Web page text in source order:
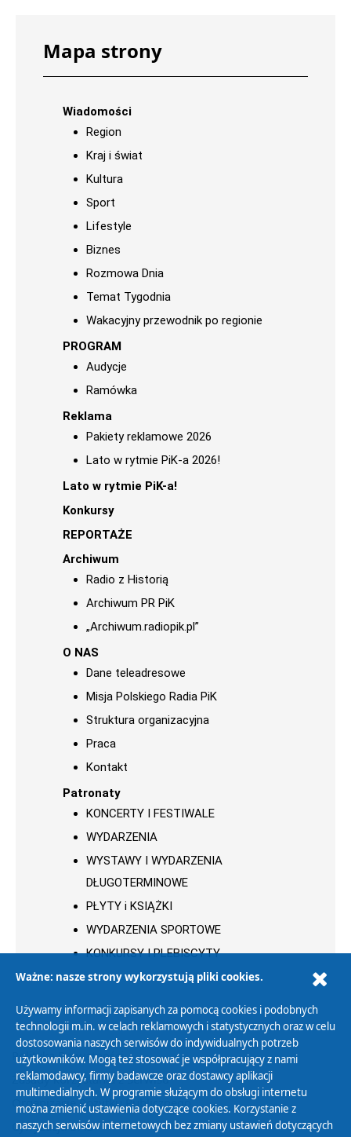
Mapa strony
Wiadomości
Region
Kraj i świat
Kultura
Sport
Lifestyle
Biznes
Rozmowa Dnia
Temat Tygodnia
Wakacyjny przewodnik po regionie
PROGRAM
Audycje
Ramówka
Reklama
Pakiety reklamowe 2026
Lato w rytmie PiK-a 2026!
Lato w rytmie PiK-a!
Konkursy
REPORTAŻE
Archiwum
Radio z Historią
Archiwum PR PiK
„Archiwum.radiopik.pl”
O NAS
Dane teleadresowe
Misja Polskiego Radia PiK
Struktura organizacyjna
Praca
Kontakt
Patronaty
KONCERTY I FESTIWALE
WYDARZENIA
WYSTAWY I WYDARZENIA
DŁUGOTERMINOWE
PŁYTY i KSIĄŻKI
WYDARZENIA SPORTOWE
KONKURSY I PLEBISCYTY
Polityka Prywatności
Zasady korzystania z Serwisu
Organizacje Pożytku Publicznego
Cyfryzacja DAB+
Ważne: nasze strony wykorzystują pliki cookies.
Używamy informacji zapisanych za pomocą cookies i podobnych
technologii m.in. w celach reklamowych i statystycznych oraz w celu
dostosowania naszych serwisów do indywidualnych potrzeb
użytkowników. Mogą też stosować je współpracujący z nami
reklamodawcy, firmy badawcze oraz dostawcy aplikacji
multimedialnych. W programie służącym do obsługi internetu
można zmienić ustawienia dotyczące cookies. Korzystanie z
naszych serwisów internetowych bez zmiany ustawień dotyczących